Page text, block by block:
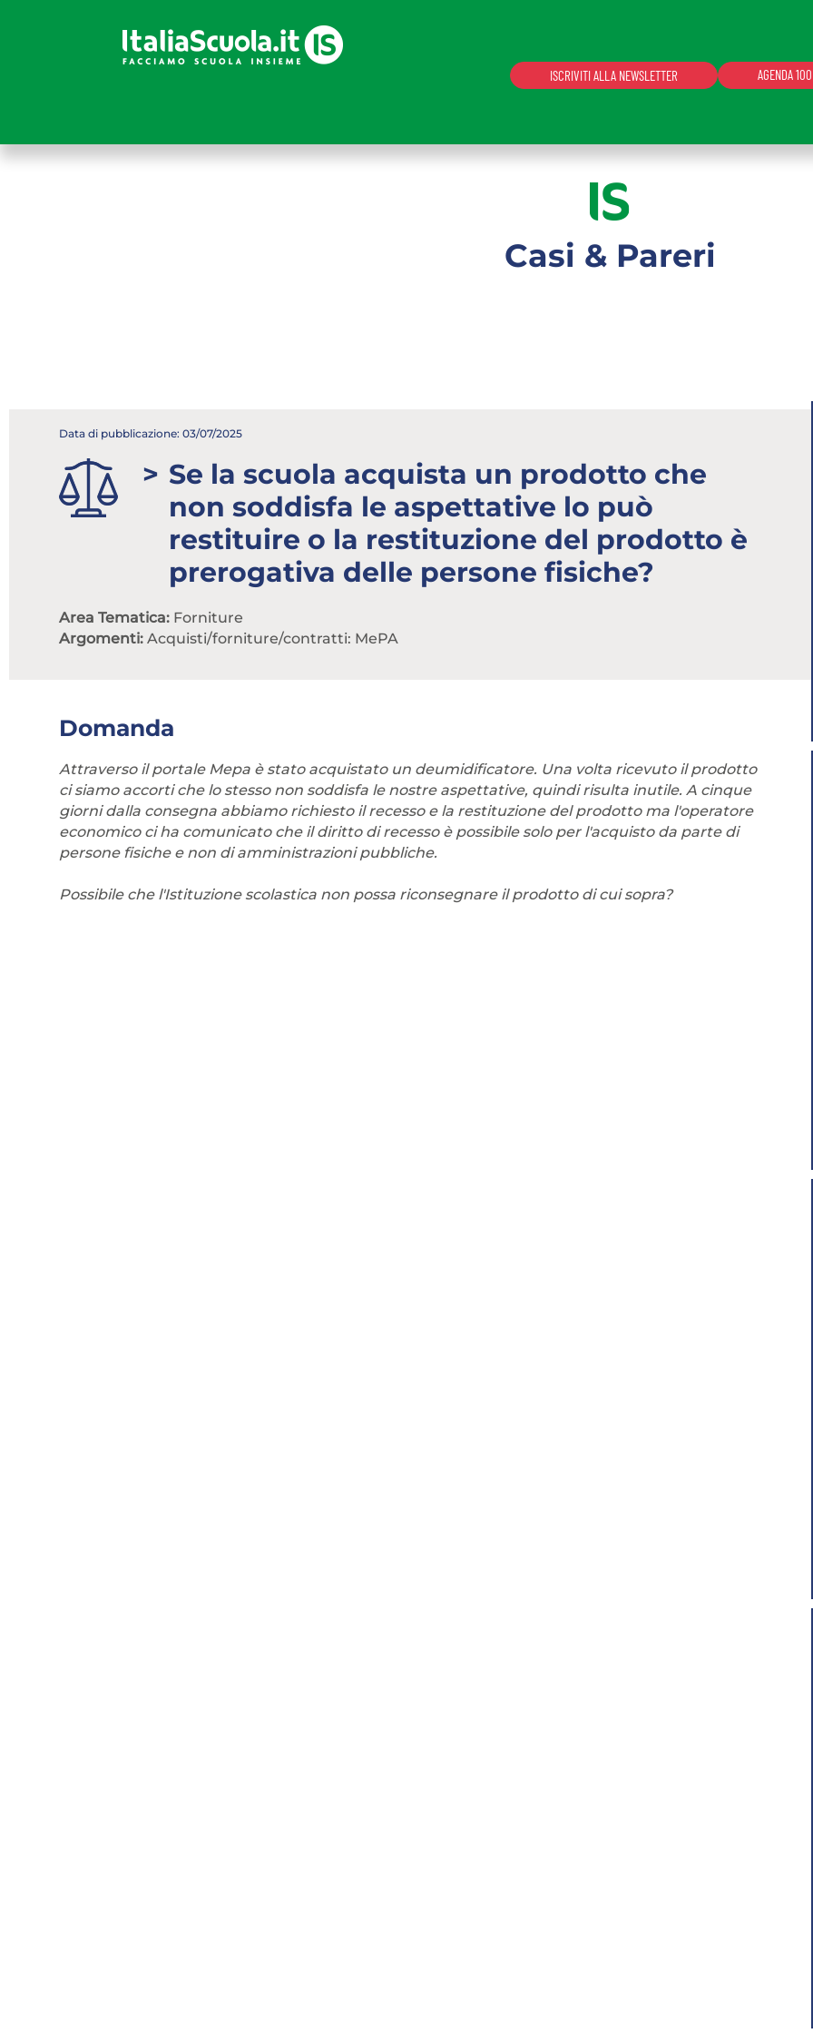
ISCRIVITI ALLA NEWSLETTER AGENDA
Se sei abbonato a Italiascuola.it, puoi accedere inserendo l'indirizzo email abilitato e la password
Casi & Pareri
Data di pubblicazione: 03/07/2025
Se la scuola acquista un prodotto che
non soddisfa le aspettative lo può
restituire o la restituzione del prodotto è
prerogativa delle persone fisiche?
Area Tematica: Forniture
Argomenti: Acquisti/forniture/contratti: MePA
Domanda
Attraverso il portale Mepa è stato acquistato un deumidificatore. Una volta ricevuto il prodotto
ci siamo accorti che lo stesso non soddisfa le nostre aspettative, quindi risulta inutile. A cinque
giorni dalla consegna abbiamo richiesto il recesso e la restituzione del prodotto ma l'operatore
economico ci ha comunicato che il diritto di recesso è possibile solo per l'acquisto da parte di
persone fisiche e non di amministrazioni pubbliche.
Possibile che l'Istituzione scolastica non possa riconsegnare il prodotto di cui sopra?